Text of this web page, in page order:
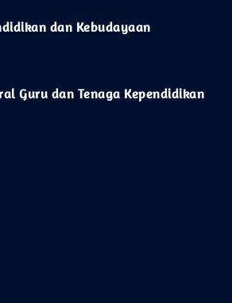
dan Kebudayaan
Guru dan Tenaga Kependidikan